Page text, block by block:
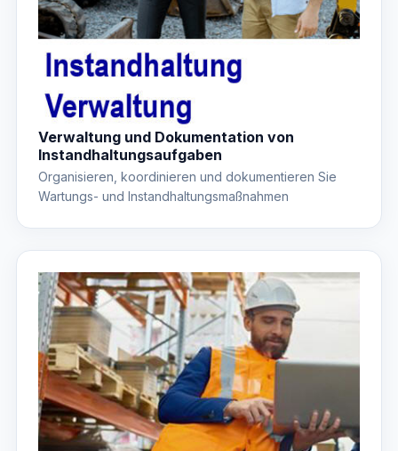
Verwaltung und Dokumentation von
Instandhaltungsaufgaben
Organisieren, koordinieren und dokumentieren Sie
Wartungs- und Instandhaltungsmaßnahmen